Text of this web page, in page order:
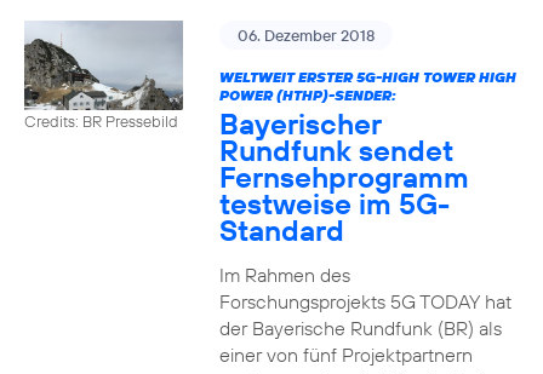
Credits: BR Pressebild
06. Dezember 2018
WELTWEIT ERSTER 5G-HIGH TOWER HIGH
POWER (HTHP)-SENDER:
Bayerischer
Rundfunk sendet
Fernsehprogramm
testweise im 5G-
Standard
Im Rahmen des
Forschungsprojekts 5G TODAY hat
der Bayerische Rundfunk (BR) als
einer von fünf Projektpartnern